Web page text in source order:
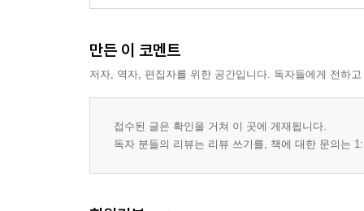
2-6 _ 알로하어스 번아웃 베이커리 1호점
- 손소현
2-7 _ 전전두엽 어르고 달래기
- 손재린
2-8 _ 망태할아범과 망태할아범과 망태할아범
- 신세빈
만든 이 코멘트
저자, 역자, 편집자를 위한 공간입니다. 독자들에게 전하
접수된 글은 확인을 거쳐 이 곳에 게재됩니다.
독자 분들의 리뷰는 리뷰 쓰기를, 책에 대한 문의는